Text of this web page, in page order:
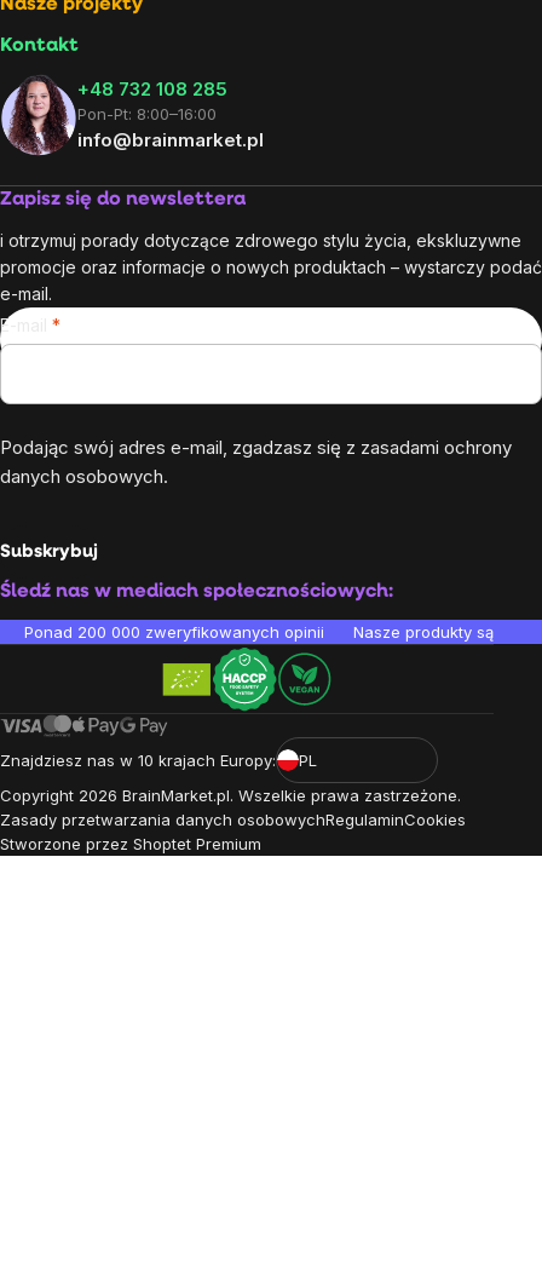
Nasze projekty
Kontakt
+48 732 108 285
Pon-Pt: 8:00–16:00
info@brainmarket.pl
Zapisz się do newslettera
i otrzymuj porady dotyczące zdrowego stylu życia, ekskluzywne
promocje oraz informacje o nowych produktach – wystarczy podać
e-mail.
E-mail
Podając swój adres e-mail, zgadzasz się z zasadami ochrony
danych osobowych.
Subskrybuj
Śledź nas w mediach społecznościowych:
Ponad 200 000 zweryfikowanych opinii Nasze produkty są
Znajdziesz nas w 10 krajach Europy:
PL
Copyright 2026 BrainMarket.pl. Wszelkie prawa zastrzeżone.
Zasady przetwarzania danych osobowychRegulaminCookies
Stworzone przez Shoptet Premium